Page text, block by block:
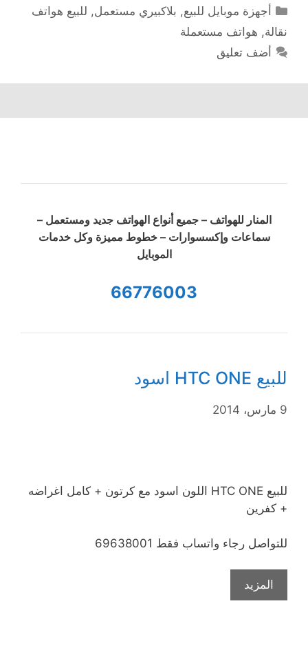
التصنيفات
أجهزة موبايل للبيع, بلاكبيري مستعمل, للبيع هواتف
نقالة, هواتف مستعملة
أضف تعليق
المنار للهواتف – جميع أنواع الهواتف جديد ومستعمل –
سماعات وإكسسوارات – خطوط مميزة وكل خدمات
الموبايل
66776003
للبيع HTC ONE اسود
9 مارس، 2014
للبيع HTC ONE اللون اسود مع كرتون + كامل اغراضه
+ كفرين
للتواصل رجاء واتساب فقط 69638001
المزيد